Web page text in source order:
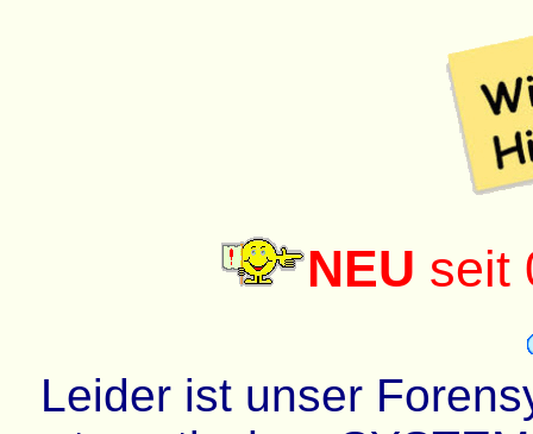
NEU seit
Leider ist unser